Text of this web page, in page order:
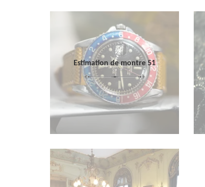
Estimation de montre 51